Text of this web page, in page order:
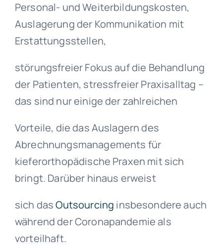
Personal- und Weiterbildungskosten,
Auslagerung der Kommunikation mit
Erstattungsstellen,
störungsfreier Fokus auf die Behandlung
der Patienten, stressfreier Praxisalltag –
das sind nur einige der zahlreichen
Vorteile, die das Auslagern des
Abrechnungsmanagements für
kieferorthopädische Praxen mit sich
bringt. Darüber hinaus erweist
sich dasOutsourcing insbesondere auch
während der Coronapandemie als
vorteilhaft.